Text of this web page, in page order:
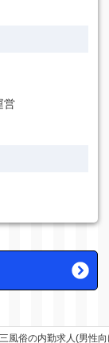
営
風俗の内勤求人(男性